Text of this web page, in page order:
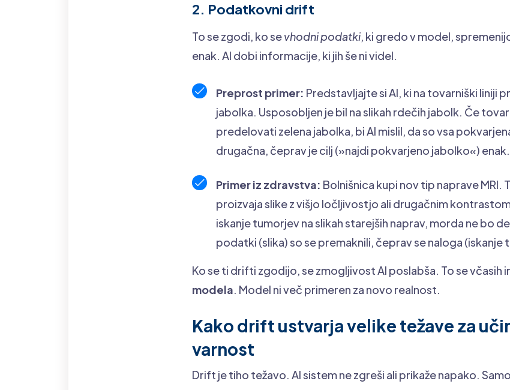
2. Podatkovni drift
To se zgodi, ko sevhodni podatki, ki gredo v model,
enak. AI dobi informacije, ki jih še ni videl.
Preprost primer: Predstavljajte si AI, ki na tovarniški liniji
jabolka. Usposobljen je bil na slikah rdečih jabolk. Če
predelovati zelena jabolka, bi AI mislil, da so vsa
drugačna, čeprav je cilj (»najdi pokvarjeno jabolko«) enak.
Primer iz zdravstva: Bolnišnica kupi nov tip naprave MRI.
proizvaja slike z višjo ločljivostjo ali drugačnim
iskanje tumorjev na slikah starejših naprav, morda ne bo
podatki (slika) so se premaknili, čeprav se naloga (iskanje
Ko se ti drifti zgodijo, se zmogljivost AI poslabša. To se včasih
modela. Model ni več primeren za novo realnost.
Kako drift ustvarja velike težave za
varnost
Drift je tiho težavo. AI sistem ne zgreši ali prikaže napako.